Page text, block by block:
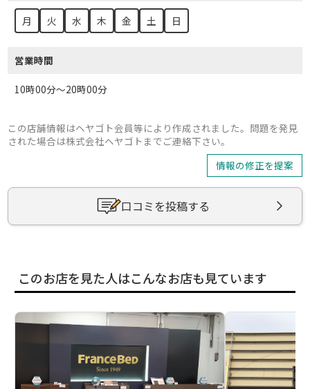
月 火 水 木 金 土 日
営業時間
10時00分～20時00分
この店舗情報はヘヤゴト会員等により作成されました。問題を発見
された場合は株式会社ヘヤゴトまでご連絡下さい。
情報の修正を提案
口コミを投稿する
このお店を見た人はこんなお店も見ています